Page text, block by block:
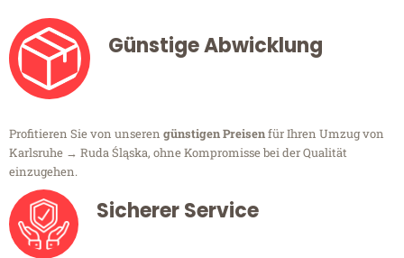
Günstige Abwicklung
Profitieren Sie von unseren günstigen Preisenfür Ihren Umzug von
Karlsruhe → Ruda Śląska, ohne Kompromisse bei der Qualität
einzugehen.
Sicherer Service